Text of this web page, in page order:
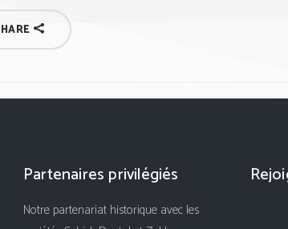
Partenaires privilégiés
Notre partenariat historique avec les